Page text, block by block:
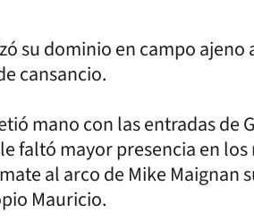
su dominio en campo ajeno
cansancio.
mano con las entradas de
faltó mayor presencia en
al arco de Mike Maignan
Mauricio.